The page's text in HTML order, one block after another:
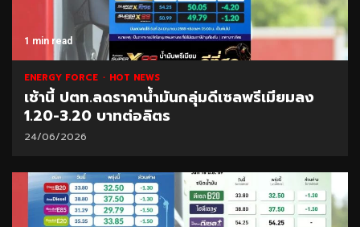
1 min read
ENERGY FORCE HOT NEWS
เช้านี้ ปตท.ลดราคาน้ำมันกลุ่มดีเซลพรีเมียมลง
1.20-3.20 บาทต่อลิตร
24/06/2026